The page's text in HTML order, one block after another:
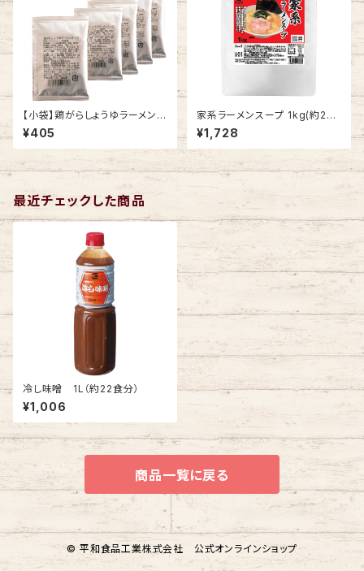
【小袋】鶏がらしょうゆラーメンス
ープ 30ml×5袋
¥405
家系ラーメンスープ 1kg(約20
食分)
¥1,728
最近チェックした商品
冷し味噌 1L（約22食分）
¥1,006
商品一覧に戻る
© 平和食品工業株式会社 公式オンラインショップ